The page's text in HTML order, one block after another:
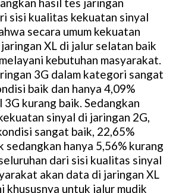
hasil tes jaringan
sisi kualitas kekuatan sinyal
secara umum kekuatan
XL di jalur selatan baik
kebutuhan masyarakat.
3G dalam kategori sangat
baik dan hanya 4,09%
kurang baik. Sedangkan
sinyal di jaringan 2G,
sangat baik, 22,65%
sedangkan hanya 5,56% kurang
dari sisi kualitas sinyal
akan data di jaringan XL
khususnya untuk jalur mudik